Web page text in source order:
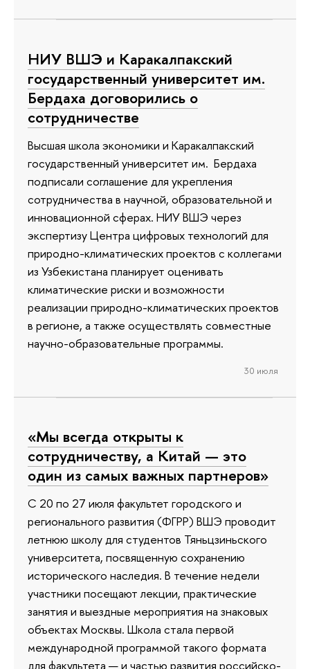
НИУ ВШЭ и Каракалпакский
государственный университет им.
Бердаха договорились о
сотрудничестве
Высшая школа экономики и Каракалпакский
государственный университет им. Бердаха
подписали соглашение для укрепления
сотрудничества в научной, образовательной и
инновационной сферах. НИУ ВШЭ через
экспертизу Центра цифровых технологий для
природно-климатических проектов с коллегами
из Узбекистана планирует оценивать
климатические риски и возможности
реализации природно-климатических проектов
в регионе, а также осуществлять совместные
научно-образовательные программы.
30 июля
«Мы всегда открыты к
сотрудничеству, а Китай — это
один из самых важных партнеров»
С 20 по 27 июля факультет городского и
регионального развития (ФГРР) ВШЭ проводит
летнюю школу для студентов Тяньцзиньского
университета, посвященную сохранению
исторического наследия. В течение недели
участники посещают лекции, практические
занятия и выездные мероприятия на знаковых
объектах Москвы. Школа стала первой
международной программой такого формата
для факультета — и частью развития российско-